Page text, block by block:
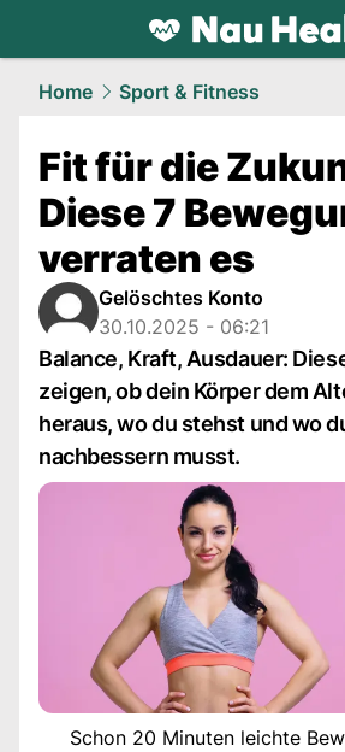
health.NAU.ch
Home Sport & Fitness
Fit für die
Diese 7
verraten es
Gelöschtes Konto
30.10.2025 - 06:21
Balance, Kraft, Ausdauer:
zeigen, ob dein Körper dem
heraus, wo du stehst und wo
nachbessern musst.
Schon 20 Minuten leichte